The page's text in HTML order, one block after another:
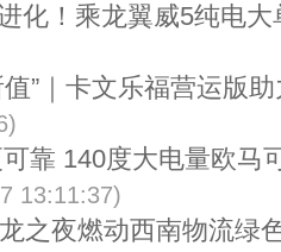
化！乘龙翼威5纯电
”｜卡文乐福营运版
靠 140度大电量欧马
13:11:37)
之夜燃动西南物流绿